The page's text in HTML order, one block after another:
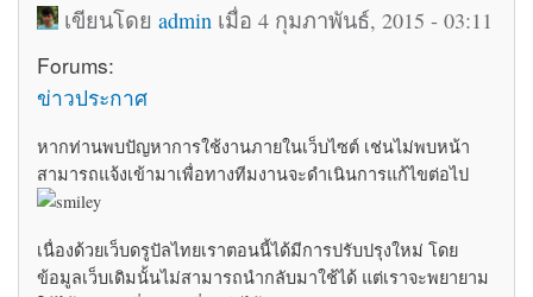
เขียนโดยadmin เมื่อ 4 กุมภาพันธ์, 2015 - 03:11
Forums:
ข่าวประกาศ
หากท่านพบปัญหาการใช้งานภายในเว็บไซต์ เช่นไม่พบหน้า
สามารถแจ้งเข้ามาเพื่อทางทีมงานจะดำเนินการแก้ไขต่อไป
เนื่องด้วยเว็บดรูปัลไทยเราตอนนี้ได้มีการปรับปรุงใหม่ โดย
ข้อมูลเว็บเดิมนั้นไม่สามารถนำกลับมาใช้ได้ แต่เราจะพยายาม